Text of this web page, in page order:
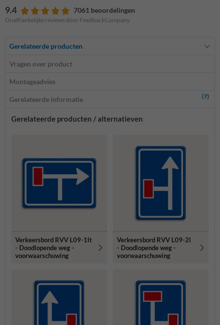
9.4 7061 beoordelingen
Onafhankelijke reviews door FeedbackCompany
Gerelateerde producten
Vragen over product
Montageadvies
Gerelateerde informatie (7)
Gerelateerde producten / alternatieven
Verkeersbord RVV L09-1lt
- Doodlopende weg -
voorwaarschuwing
Verkeersbord RVV L09-2l
- Doodlopende weg -
voorwaarschuwing